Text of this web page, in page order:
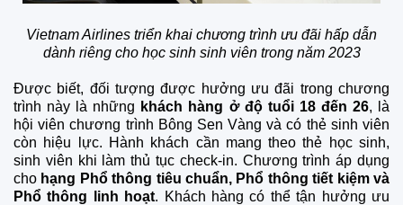
Vietnam Airlines triển khai chương trình ưu đãi hấp dẫn
dành riêng cho học sinh sinh viên trong năm 2023
Được biết, đối tượng được hưởng ưu đãi trong chương
trình này là những khách hàng ở độ tuổi 18 đến 26, là
hội viên chương trình Bông Sen Vàng và có thẻ sinh viên
còn hiệu lực. Hành khách cần mang theo thẻ học sinh,
sinh viên khi làm thủ tục check-in. Chương trình áp dụng
cho hạng Phổ thông tiêu chuẩn, Phổ thông tiết kiệm và
Phổ thông linh hoạt. Khách hàng có thể tận hưởng ưu